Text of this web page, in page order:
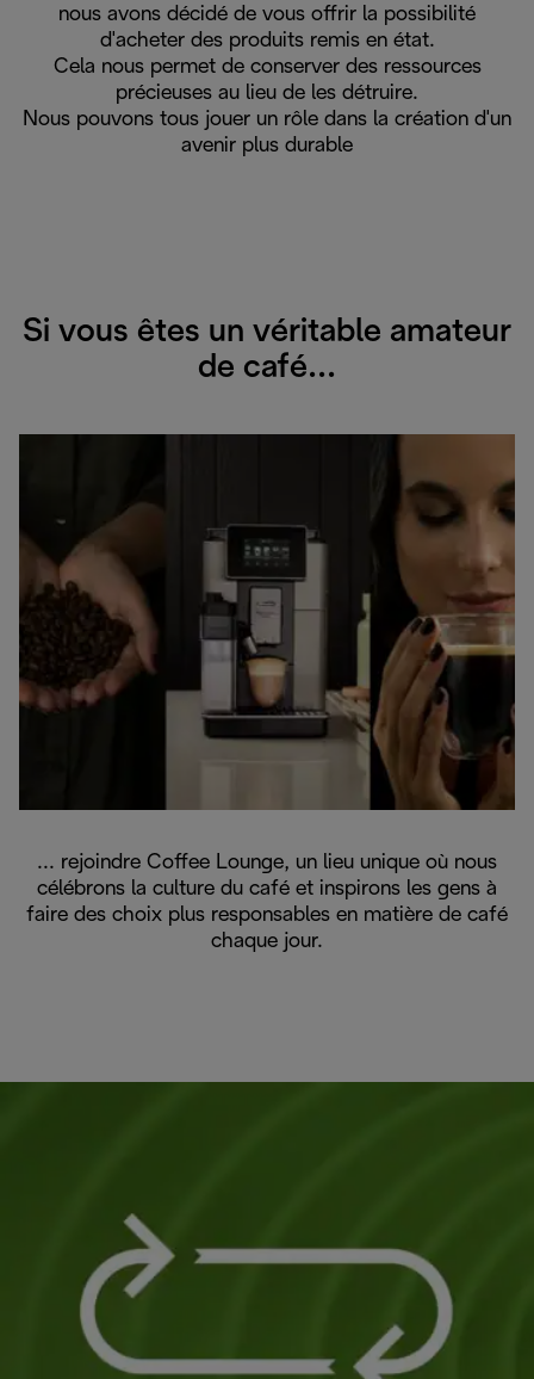
nous avons décidé de vous offrir la possibilité
d'acheter des produits remis en état.
Cela nous permet de conserver des ressources
précieuses au lieu de les détruire.
Nous pouvons tous jouer un rôle dans la création d'un
avenir plus durable
Si vous êtes un véritable amateur
de café...
... rejoindre Coffee Lounge, un lieu unique où nous
célébrons la culture du café et inspirons les gens à
faire des choix plus responsables en matière de café
chaque jour.